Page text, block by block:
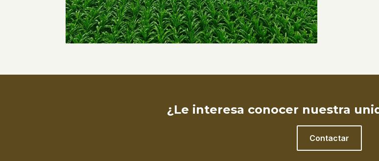
¿Le interesa conocer nuestra
Contactar